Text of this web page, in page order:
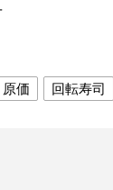
原価 回転寿司